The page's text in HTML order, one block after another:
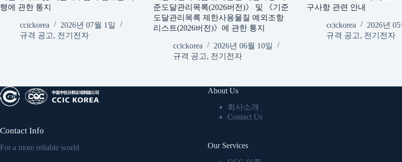
행에 관한 통지
ccickorea
2026년 07월 1일
규격 공고, 전기전자
준도달관리목록(2026버전)》 및 《기준
도달관리목록 제한사용물질 예외조항
리스트(2026버전)》에 관한 통지
ccickorea
2026년 06월 10일
규격 공고, 전기전자
구사항 관련 안내
ccickorea
2026년
규격 공고, 전기전자
Contact Info
For a more reliable world
About Us
회사소개
Contact Us
Our Services